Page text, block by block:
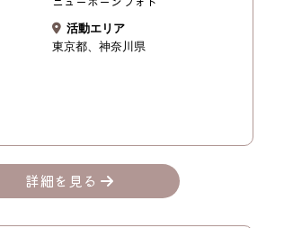
活動エリア
東京都
神奈川県
詳細を見る